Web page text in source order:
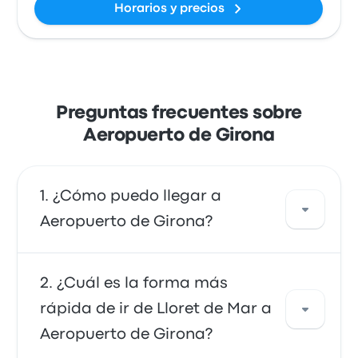
Horarios y precios
Preguntas frecuentes sobre
Aeropuerto de Girona
¿Cómo puedo llegar a
Aeropuerto de Girona?
Puedes ir en autobús, que ofrece acceso
directo al aeropuerto. También puedes ir en
taxi o utilizar un servicio de transporte
compartido.
¿Cuál es la forma más
rápida de ir de Lloret de Mar a
Aeropuerto de Girona?